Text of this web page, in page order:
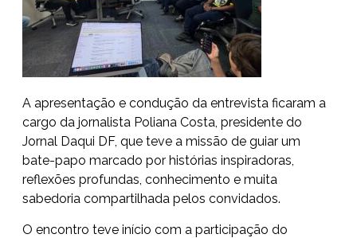
A apresentação e condução da entrevista ficaram a
cargo da jornalista Poliana Costa, presidente do
Jornal Daqui DF, que teve a missão de guiar um
bate-papo marcado por histórias inspiradoras,
reflexões profundas, conhecimento e muita
sabedoria compartilhada pelos convidados.
O encontro teve início com a participação do